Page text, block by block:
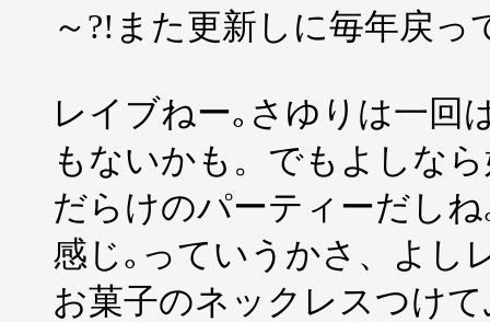
～?!また更新しに毎年戻っ
レイブねー｡さゆりは一回
もないかも。でもよしな
だらけのパーティーだし
感じ｡っていうかさ、よし
お菓子のネックレスつけ